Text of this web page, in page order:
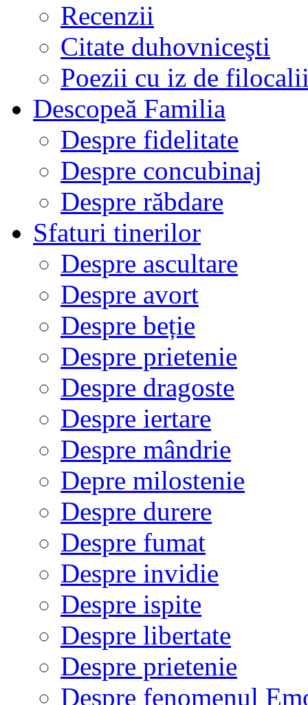
Recenzii
Citate duhovniceşti
Poezii cu iz de
Descopeă Familia
Despre fidelitate
Despre concubinaj
Despre răbdare
Sfaturi tinerilor
Despre ascultare
Despre avort
Despre beție
Despre prietenie
Despre dragoste
Despre iertare
Despre mândrie
Depre milostenie
Despre durere
Despre fumat
Despre invidie
Despre ispite
Despre libertate
Despre prietenie
Despre fenomenul